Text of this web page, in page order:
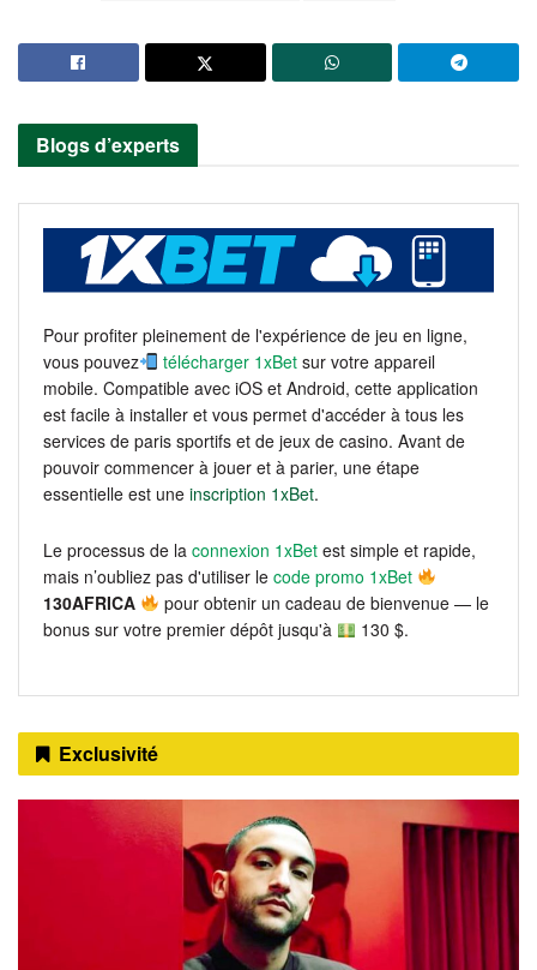
Blogs d’experts
Pour profiter pleinement de l'expérience de jeu en ligne,
vous pouvez
télécharger 1xBet sur votre appareil
mobile. Compatible avec iOS et Android, cette application
est facile à installer et vous permet d'accéder à tous les
services de paris sportifs et de jeux de casino. Avant de
pouvoir commencer à jouer et à parier, une étape
essentielle est une inscription 1xBet.
Le processus de la connexion 1xBet est simple et rapide,
mais n’oubliez pas d'utiliser le code promo 1xBet
130AFRICA
pour obtenir un cadeau de bienvenue — le
bonus sur votre premier dépôt jusqu'à
130 $.
Exclusivité